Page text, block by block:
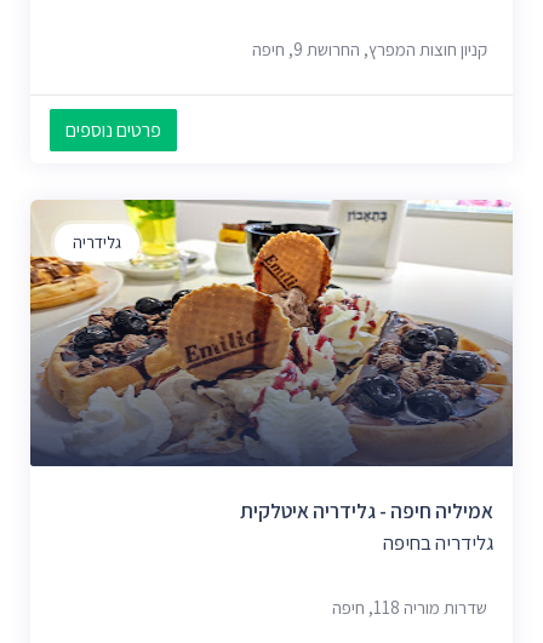
קניון חוצות המפרץ, החרושת 9, חיפה
פרטים נוספים
גלידריה
אמיליה חיפה - גלידריה איטלקית
גלידריה בחיפה
שדרות מוריה 118, חיפה